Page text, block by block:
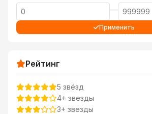
—
Применить
Рейтинг
5 звёзд
4+ звезды
3+ звезды